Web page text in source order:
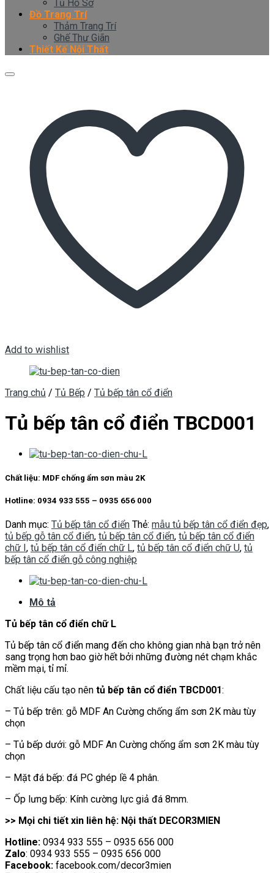
Tủ Hồ Sơ
Đồ Trang Trí
Thảm Trang Trí
Ghế Thư Giãn
Thiết Kế Nội Thất
Add to wishlist
Trang chủ / Tủ Bếp / Tủ bếp tân cổ điển
Tủ bếp tân cổ điển TBCD001
Chất liệu: MDF chống ẩm sơn màu 2K
Hotline: 0934 933 555 – 0935 656 000
Danh mục: Tủ bếp tân cổ điển Thẻ: mẫu tủ bếp tân cổ điển đẹp,
tủ bếp gỗ tân cổ điển, tủ bếp tân cổ điển, tủ bếp tân cổ điển
chữ I , tủ bếp tân cổ điển chữ L, tủ bếp tân cổ điển chữ U, tủ
bếp tân cổ điển gỗ công nghiệp
Mô tả
Tủ bếp tân cổ điển chữ L
Tủ bếp tân cổ điển mang đến cho không gian nhà bạn trở nên
sang trọng hơn bao giờ hết bởi những đường nét chạm khắc
mềm mại, tỉ mỉ.
Chất liệu cấu tạo nên tủ bếp tân cổ điển TBCD001:
– Tủ bếp trên: gỗ MDF An Cường chống ẩm sơn 2K màu tùy
chọn
– Tủ bếp dưới: gỗ MDF An Cường chống ẩm sơn 2K màu tùy
chọn
– Mặt đá bếp: đá PC ghép lề 4 phân.
– Ốp lưng bếp: Kính cường lực giả đá 8mm.
>> Mọi chi tiết xin liên hệ: Nội thất DECOR3MIEN
Hotline: 0934 933 555 – 0935 656 000
Zalo: 0934 933 555 – 0935 656 000
Facebook: facebook.com/decor3mien